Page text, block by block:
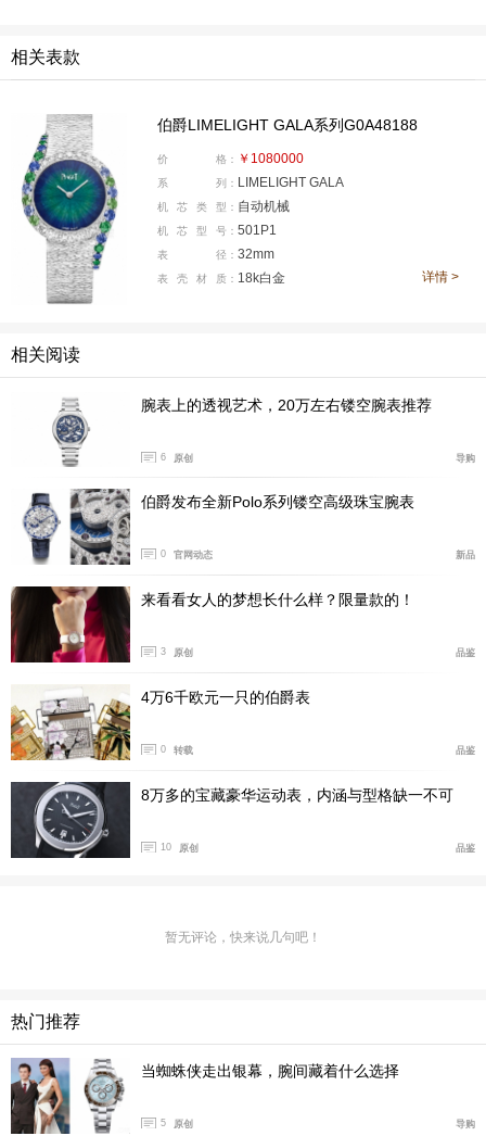
一直延伸到表带，这也奠定了伯爵Gala经典的外观设计。
到了2013年，现代版本的Gala正式回归，表盘采用了圆形
主要体现在盘面的材质上，对于女生而言机芯其实并不重
到了2021年，伯爵首次把彩钻表圈用在了这个系列的腕表
上，而今天节目的主角，就是去年上海表展期间发布的那
枚，由沙弗莱石、蓝宝石和钻石镶嵌组成的彩宝腕表。
外观介绍
相关表款
伯爵LIMELIGHT GALA系列G0A48188
价 格： ￥1080000
系 列： LIMELIGHT GALA
机 芯 类 型： 自动机械
机 芯 型 号： 501P1
表 径： 32mm
表 壳 材 质： 18k白金 详情 >
相关阅读
腕表上的透视艺术，20万左右镂空腕表推荐
6 原创 导购
伯爵发布全新Polo系列镂空高级珠宝腕表
0 官网动态 新品
来看看女人的梦想长什么样？限量款的！
3 原创 品鉴
4万6千欧元一只的伯爵表
0 转载 品鉴
8万多的宝藏豪华运动表，内涵与型格缺一不可
10 原创 品鉴
暂无评论，快来说几句吧！
热门推荐
当蜘蛛侠走出银幕，腕间藏着什么选择
5 原创 导购